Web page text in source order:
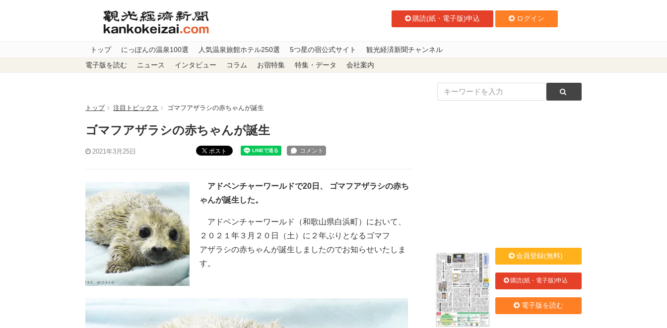
購読(紙・電子版)申込 ログイン
トップ にっぽんの温泉100選 人気温泉旅館ホテル250選 5つ星の宿公式サイト 観光経済新聞チャンネル
電子版を読む ニュース インタビュー コラム お宿特集 特集・データ 会社案内
トップ 注目トピックス ゴマフアザラシの赤ちゃんが誕生
ゴマフアザラシの赤ちゃんが誕生
2021年3月25日 ポスト
アドベンチャーワールドで20日、 ゴマフアザラシの赤ち
ゃんが誕生した。
アドベンチャーワールド（和歌山県白浜町）において、
２０２１年３月２０日（土）に２年ぶりとなるゴマフ
アザラシの赤ちゃんが誕生しましたのでお知らせいたしま
す。
会員登録(無料)
購読(紙・電子版)申込
電子版を読む